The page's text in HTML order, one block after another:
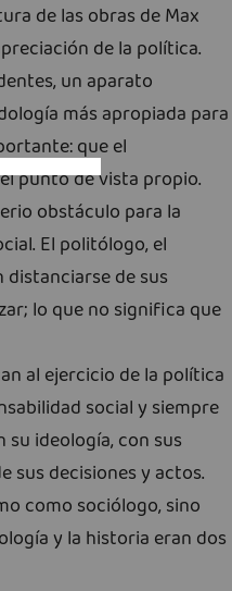
de las obras de Max
de la política.
un aparato
más apropiada para
que el
punto de vista propio.
obstáculo para la
El politólogo, el
de sus
lo que no significa que
al ejercicio de la política
social y siempre
ideología, con sus
sus decisiones y actos.
como sociólogo, sino
y la historia eran dos